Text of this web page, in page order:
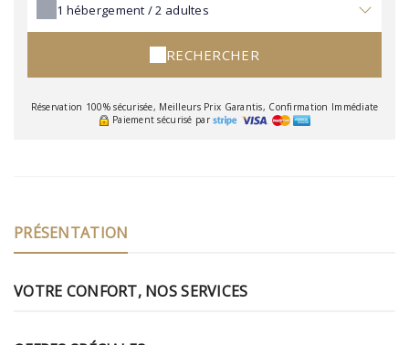
1 hébergement /2 adultes
RECHERCHER
Réservation 100% sécurisée, Meilleurs Prix Garantis, Confirmation Immédiate
Paiement sécurisé par
PRÉSENTATION
VOTRE CONFORT, NOS SERVICES